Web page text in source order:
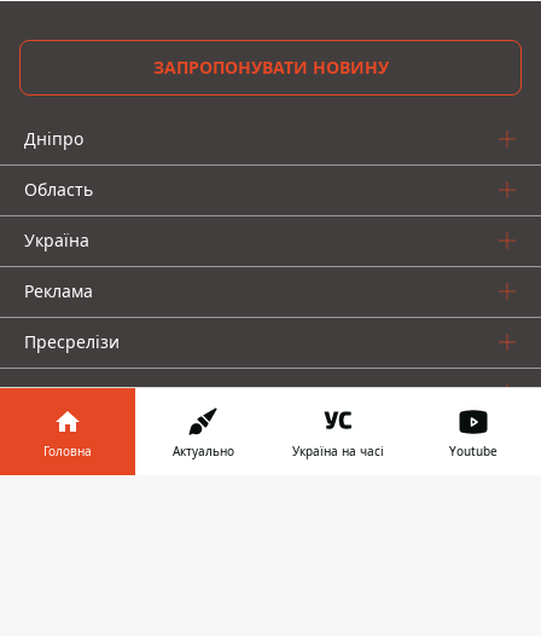
ЗАПРОПОНУВАТИ НОВИНУ
Дніпро
Область
Україна
Реклама
Пресрелізи
Про нас
Головна Актуально Україна на часі Youtube